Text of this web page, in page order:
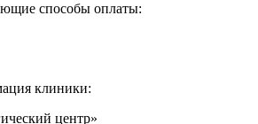
способы оплаты:
клиники:
центр»